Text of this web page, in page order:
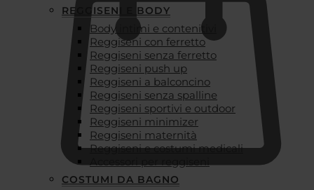
REGGISENI E BODY
Body intimi e contenitivi
Reggiseni con ferretto
Reggiseni senza ferretto
Reggiseni push up
Reggiseni a balconcino
Reggiseni senza spalline
Reggiseni sportivi e outdoor
Reggiseni minimizer
Reggiseni maternità
Reggiseni e costumi medicali
Accessori per reggiseni
COSTUMI DA BAGNO